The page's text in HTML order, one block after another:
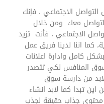
الاجتماعي ، فإنك
معك. ومن خلال
الاجتماعي ، فأنت تزيد
كما اننا لدينا فريق عمل
كامل وادارة اعلانات
المنافس لكي تتصدر
من دارسة سوق
تبدا كما لابد انشاء
محتوي جذاب حقيقة لجذب